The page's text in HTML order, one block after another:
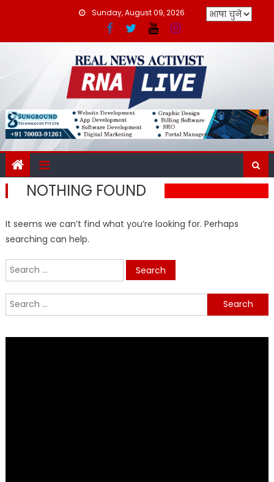
Sunday, August 09, 2026
NOTHING FOUND
It seems we can’t find what you’re looking for. Perhaps
searching can help.
Search
for:
Search
for: